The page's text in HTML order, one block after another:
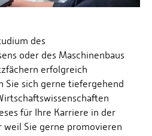
des
oder des Maschinenbaus
erfolgreich
Sie sich gerne tiefergehend
für Ihre Karriere in der
Sie gerne promovieren